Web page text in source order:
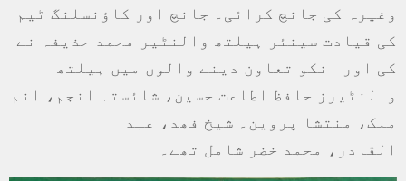
وغیرہ کی جانچ کرائی۔ جانچ اور کاؤنسلنگ ٹیم
کی قیادت سینئر ہیلتھ والنٹیر محمد حذیفہ نے
کی اور انکو تعاون دینے والوں میں ہیلتھ
والنٹیرز حافظ اطاعت حسین، شائستہ انجم، انم
ملک، منتشا پروین۔ شیخ فھد، عبد
القادر، محمد خضر شامل تھے۔